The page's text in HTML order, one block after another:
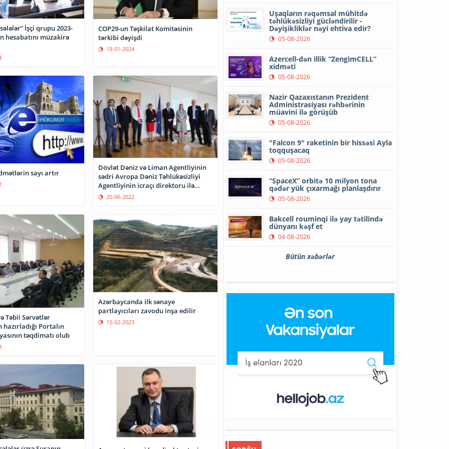
İşçi qrupu 2023-
hesabatını müzakirə
COP29-un Təşkilat Komitəsinin
tərkibi dəyişdi
19-01-2024
sayı artır
Dövlət Dəniz və Liman Agentliyinin
sədri Avropa Dəniz Təhlükəsizliyi
Agentliyinin icraçı direktoru ilə
görüşüb
20-06-2022
Təbii Sərvətlər
Portalın
təqdimatı olub
Azərbaycanda ilk sənaye
partlayıcıları zavodu inşa edilir
15-02-2023
Uşaqların rəqəmsal mühitdə
təhlükəsizliyi gücləndirilir -
Dəyişikliklər nəyi ehtiva edir?
05-08-2026
Azercell-dən illik “ZengimCELL”
xidməti
05-08-2026
Nazir Qazaxıstanın Prezident
Administrasiyası rəhbərinin
müavini ilə görüşüb
05-08-2026
"Falcon 9" raketinin bir hissəsi Ayla
toqquşacaq
05-08-2026
“SpaceX” orbitə 10 milyon tona
qədər yük çıxarmağı planlaşdırır
05-08-2026
Bakcell rouminqi ilə yay tətilində
dünyanı kəşf et
04-08-2026
Bütün xəbərlər